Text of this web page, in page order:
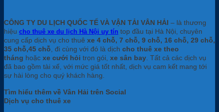
CÔNG TY DU LỊCH QUỐC TẾ VÀ VẬN TẢI VÂN HẢI – là thương
hiệu cho thuê xe du lịch Hà Nội uy tín top đầu tại Hà Nội, chuyên
cung cấp dịch vụ cho thuê xe 4 chỗ, 7 chỗ, 9 chỗ, 16 chỗ, 29 chỗ,
35 chỗ,45 chỗ , đi cùng với đó là dịch cho thuê xe theo
tháng hoặc xe cưới hỏi trọn gói, xe sân bay . Tất cả các dịch vụ
đã bao gồm tài xế, với mức giá tốt nhất, dịch vụ cam kết mang tới
sự hài lòng cho quý khách hàng.
Tìm hiểu thêm về Vân Hải trên Social
Dịch vụ cho thuê xe